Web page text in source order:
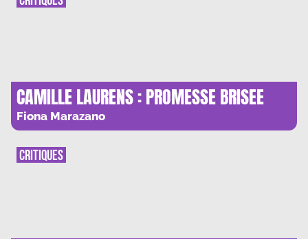
CAMILLE LAURENS : PROMESSE BRISEE
POUR SE LIBERER
Fiona Marazano
CRITIQUES